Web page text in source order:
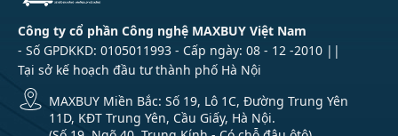
Công ty cổ phần Công nghệ MAXBUY Việt Nam
- Số GPDKKD: 0105011993 - Cấp ngày: 08 - 12 -2010 ||
Tại sở kế hoạch đầu tư thành phố Hà Nội
MAXBUY Miền Bắc: Số 19, Lô 1C, Đường Trung Yên
11D, KĐT Trung Yên, Cầu Giấy, Hà Nội.